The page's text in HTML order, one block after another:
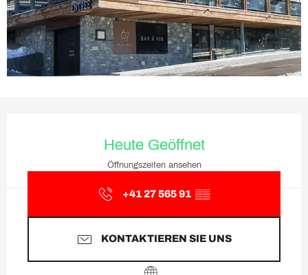
Heute Geöffnet
Öffnungszeiten ansehen
+41 27 565 91 ▒▒
KONTAKTIEREN SIE UNS